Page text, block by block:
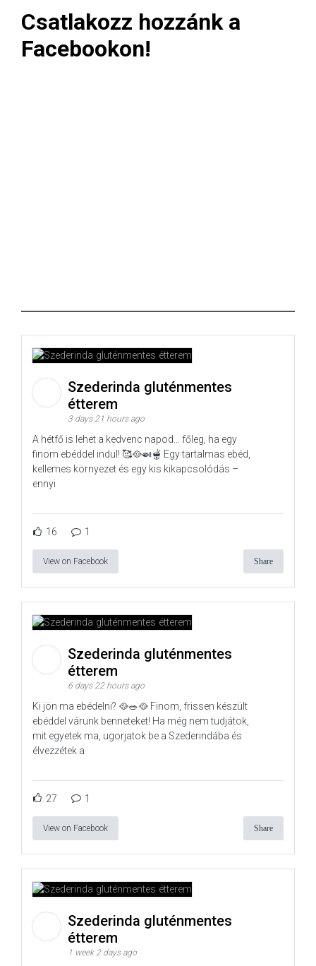
Csatlakozz hozzánk a
Facebookon!
Szederinda gluténmentes
étterem
3 days 21 hours ago
A hétfő is lehet a kedvenc napod… főleg, ha egy
finom ebéddel indul! 🥰🥘🍛🫕 Egy tartalmas ebéd,
kellemes környezet és egy kis kikapcsolódás –
ennyi
16 1
View on Facebook Share
Szederinda gluténmentes
étterem
6 days 22 hours ago
Ki jön ma ebédelni? 🥘🥗🥘 Finom, frissen készült
ebéddel várunk benneteket! Ha még nem tudjátok,
mit egyetek ma, ugorjatok be a Szederindába és
élvezzétek a
27 1
View on Facebook Share
Szederinda gluténmentes
étterem
1 week 2 days ago